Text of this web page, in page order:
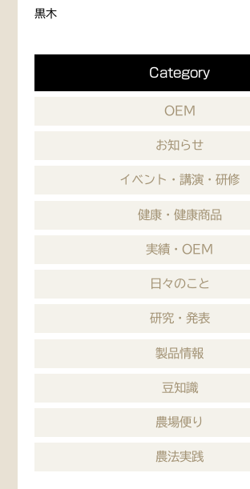
黒木
Category
OEM
お知らせ
イベント・講演・研修
健康・健康商品
実績・OEM
日々のこと
研究・発表
製品情報
豆知識
農場便り
農法実践